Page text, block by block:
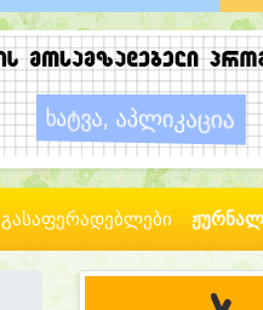
გასაფერადებლები